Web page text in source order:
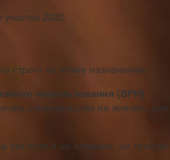
строго по этому назначению.
использования (ВРИ)
строительство на землях, для
эта хотя и не сложная, но требует